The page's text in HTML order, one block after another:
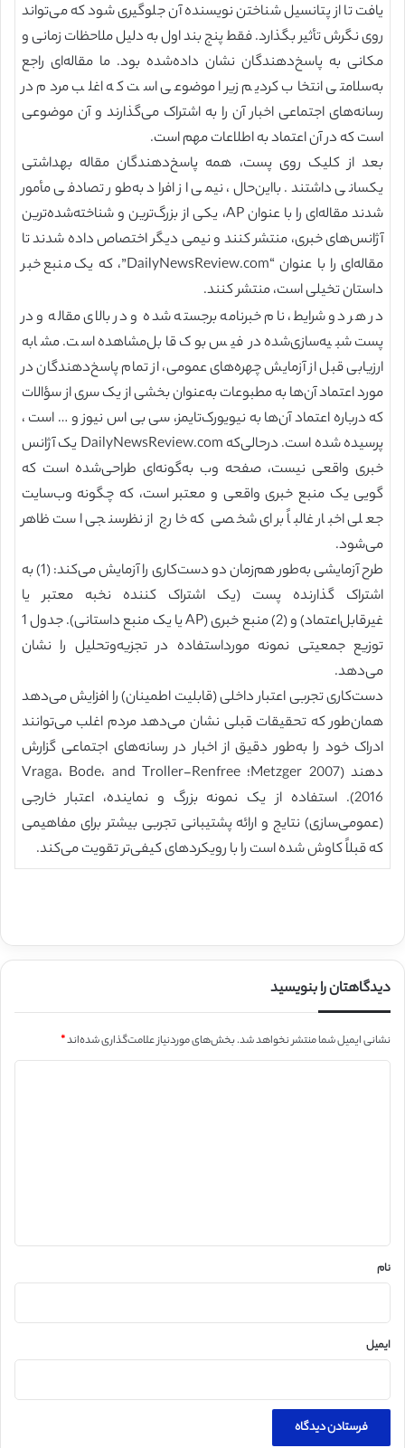
یافت تا از پتانسیل شناختن نویسنده آن جلوگیری شود که می‌تواند
روی نگرش تأثیر بگذارد. فقط پنج بند اول به دلیل ملاحظات زمانی و
مکانی به پاسخ‌دهندگان نشان داده‌شده بود. ما مقاله‌ای راجع
به‌سلامتی انتخاب کردیم زیرا موضوعی است که اغلب مردم در
رسانه‌های اجتماعی اخبار آن را به اشتراک می‌گذارند و آن موضوعی
است که در آن اعتماد به اطلاعات مهم است.
بعد از کلیک روی پست، همه پاسخ‌دهندگان مقاله بهداشتی
یکسانی داشتند. بااین‌حال، نیمی از افراد به‌طور تصادفی مأمور
شدند مقاله‌ای را با عنوان AP، یکی از بزرگ‌ترین و شناخته‌شده‌ترین
آژانس‌های خبری، منتشر کنند و نیمی دیگر اختصاص داده شدند تا
مقاله‌ای را با عنوان “DailyNewsReview.com”، که یک منبع خبر
داستان تخیلی است، منتشر کنند.
در هر دو شرایط، نام خبرنامه برجسته شده و در بالای مقاله و در
پست شبیه‌سازی‌شده در فیس بوک قابل‌مشاهده است. مشابه
ارزیابی قبل از آزمایش چهره‌های عمومی، از تمام پاسخ‌دهندگان در
مورد اعتماد آن‌ها به مطبوعات به‌عنوان بخشی از یک سری از سؤالات
که درباره اعتماد آن‌ها به نیویورک‌تایمز، سی بی اس نیوز و … است ،
پرسیده شده است. درحالی‌که DailyNewsReview.com یک آژانس
خبری واقعی نیست، صفحه وب به‌گونه‌ای طراحی‌شده است که
گویی یک منبع خبری واقعی و معتبر است، که چگونه وب‌سایت
جعلی اخبار غالباً برای شخصی که خارج از نظرسنجی است ظاهر
می‌شود.
طرح آزمایشی به‌طور هم‌زمان دو دست‌کاری را آزمایش می‌کند: (1) به
اشتراک گذارنده پست (یک اشتراک کننده نخبه معتبر یا
غیرقابل‌اعتماد) و (2) منبع خبری (AP یا یک منبع داستانی). جدول 1
توزیع جمعیتی نمونه مورداستفاده در تجزیه‌وتحلیل را نشان
می‌دهد.
دست‌کاری تجربی اعتبار داخلی (قابلیت اطمینان) را افزایش می‌دهد
همان‌طور که تحقیقات قبلی نشان می‌دهد مردم اغلب می‌توانند
ادراک خود را به‌طور دقیق از اخبار در رسانه‌های اجتماعی گزارش
دهند (Metzger 2007؛ Vraga، Bode، and Troller-Renfree
2016). استفاده از یک نمونه بزرگ و نماینده، اعتبار خارجی
(عمومی‌سازی) نتایج و ارائه پشتیبانی تجربی بیشتر برای مفاهیمی
که قبلاً کاوش شده است را با رویکردهای کیفی‌تر تقویت می‌کند.
دیدگاهتان را بنویسید
نشانی ایمیل شما منتشر نخواهد شد.بخش‌های موردنیاز علامت‌گذاری شده‌اند*
نام
ایمیل